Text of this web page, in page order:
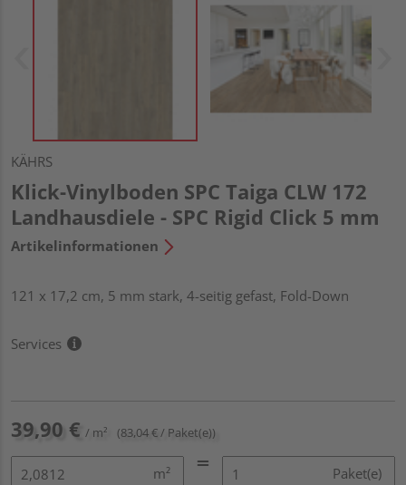
KÄHRS
Klick-Vinylboden SPC Taiga CLW 172
Landhausdiele - SPC Rigid Click 5 mm
Artikelinformationen
121 x 17,2 cm, 5 mm stark, 4-seitig gefast, Fold-Down
Services
39,90 € / m² (83,04 € / Paket(e))
m² Paket(e)